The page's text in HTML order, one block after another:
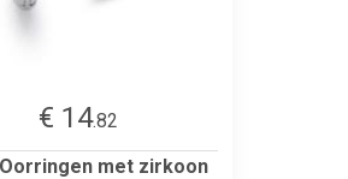
€ 14.82
met zirkoon